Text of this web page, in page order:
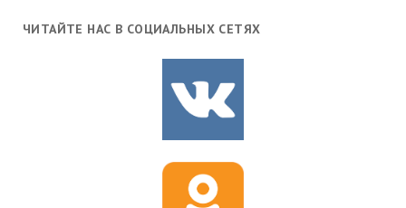
ЧИТАЙТЕ НАС В СОЦИАЛЬНЫХ СЕТЯХ